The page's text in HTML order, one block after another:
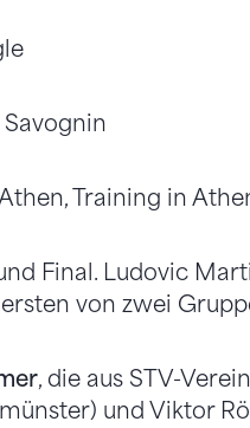
Savognin
Training in
Final. Ludovic
von zwei
, die aus STV-
und Viktor